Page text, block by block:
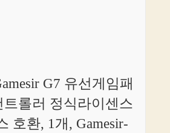
G7 유선게임패
롤러 정식라이센스
호환, 1개, Gamesir-